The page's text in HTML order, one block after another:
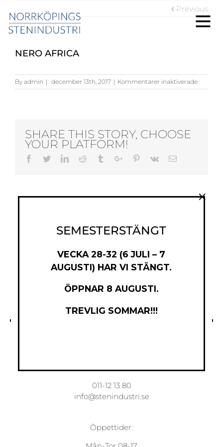
Previous
NERO AFRICA
By admin | december 13th, 2017 | Kommentarer inaktiveradeför
Nero
SHARE THIS STORY, CHOOSE
YOUR PLATFORM!
Facebook
TwitterLinkedinReddit TumblrGoogle+Pinterest
Vk Email
011-12 13 80
info@stenindustri.se
Öppettider:
SEMESTERSTÄNGT
VECKA 28-32 (6 JULI – 7
AUGUSTI) HAR VI STÄNGT.
ÖPPNAR 8 AUGUSTI.
TREVLIG SOMMAR!!!
×